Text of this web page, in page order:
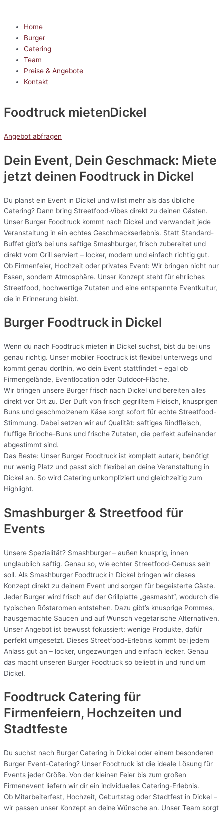
Home
Burger
Catering
Team
Preise & Angebote
Kontakt
Foodtruck mietenDickel
Angebot abfragen
Dein Event, Dein Geschmack: Miete
jetzt deinen Foodtruck in Dickel
Du planst ein Event in Dickel und willst mehr als das übliche
Catering? Dann bring Streetfood-Vibes direkt zu deinen Gästen.
Unser Burger Foodtruck kommt nach Dickel und verwandelt jede
Veranstaltung in ein echtes Geschmackserlebnis. Statt Standard-
Buffet gibt’s bei uns saftige Smashburger, frisch zubereitet und
direkt vom Grill serviert – locker, modern und einfach richtig gut.
Ob Firmenfeier, Hochzeit oder privates Event: Wir bringen nicht nur
Essen, sondern Atmosphäre. Unser Konzept steht für ehrliches
Streetfood, hochwertige Zutaten und eine entspannte Eventkultur,
die in Erinnerung bleibt.
Burger Foodtruck in Dickel
Wenn du nach Foodtruck mieten in Dickel suchst, bist du bei uns
genau richtig. Unser mobiler Foodtruck ist flexibel unterwegs und
kommt genau dorthin, wo dein Event stattfindet – egal ob
Firmengelände, Eventlocation oder Outdoor-Fläche.
Wir bringen unsere Burger frisch nach Dickel und bereiten alles
direkt vor Ort zu. Der Duft von frisch gegrilltem Fleisch, knusprigen
Buns und geschmolzenem Käse sorgt sofort für echte Streetfood-
Stimmung. Dabei setzen wir auf Qualität: saftiges Rindfleisch,
fluffige Brioche-Buns und frische Zutaten, die perfekt aufeinander
abgestimmt sind.
Das Beste: Unser Burger Foodtruck ist komplett autark, benötigt
nur wenig Platz und passt sich flexibel an deine Veranstaltung in
Dickel an. So wird Catering unkompliziert und gleichzeitig zum
Highlight.
Smashburger & Streetfood für
Events
Unsere Spezialität? Smashburger – außen knusprig, innen
unglaublich saftig. Genau so, wie echter Streetfood-Genuss sein
soll. Als Smashburger Foodtruck in Dickel bringen wir dieses
Konzept direkt zu deinem Event und sorgen für begeisterte Gäste.
Jeder Burger wird frisch auf der Grillplatte „gesmasht“, wodurch die
typischen Röstaromen entstehen. Dazu gibt’s knusprige Pommes,
hausgemachte Saucen und auf Wunsch vegetarische Alternativen.
Unser Angebot ist bewusst fokussiert: wenige Produkte, dafür
perfekt umgesetzt. Dieses Streetfood-Erlebnis kommt bei jedem
Anlass gut an – locker, ungezwungen und einfach lecker. Genau
das macht unseren Burger Foodtruck so beliebt in und rund um
Dickel.
Foodtruck Catering für
Firmenfeiern, Hochzeiten und
Stadtfeste
Du suchst nach Burger Catering in Dickel oder einem besonderen
Burger Event-Catering? Unser Foodtruck ist die ideale Lösung für
Events jeder Größe. Von der kleinen Feier bis zum großen
Firmenevent liefern wir dir ein individuelles Catering-Erlebnis.
Ob Mitarbeiterfest, Hochzeit, Geburtstag oder Stadtfest in Dickel –
wir passen unser Konzept an deine Wünsche an. Unser Team sorgt